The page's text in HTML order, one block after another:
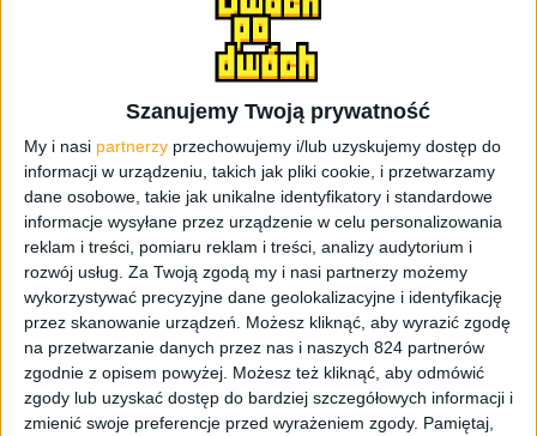
Szanujemy Twoją prywatność
My i nasi partnerzy przechowujemy i/lub uzyskujemy dostęp do
informacji w urządzeniu, takich jak pliki cookie, i przetwarzamy
dane osobowe, takie jak unikalne identyfikatory i standardowe
informacje wysyłane przez urządzenie w celu personalizowania
reklam i treści, pomiaru reklam i treści, analizy audytorium i
rozwój usług. Za Twoją zgodą my i nasi partnerzy możemy
wykorzystywać precyzyjne dane geolokalizacyjne i identyfikację
przez skanowanie urządzeń. Możesz kliknąć, aby wyrazić zgodę
na przetwarzanie danych przez nas i naszych 824 partnerów
zgodnie z opisem powyżej. Możesz też kliknąć, aby odmówić
zgody lub uzyskać dostęp do bardziej szczegółowych informacji i
zmienić swoje preferencje przed wyrażeniem zgody. Pamiętaj,
Gadżety osobiste Pierwsze wrażenia
Samsung Gear 2 – pierwsze wrażenia